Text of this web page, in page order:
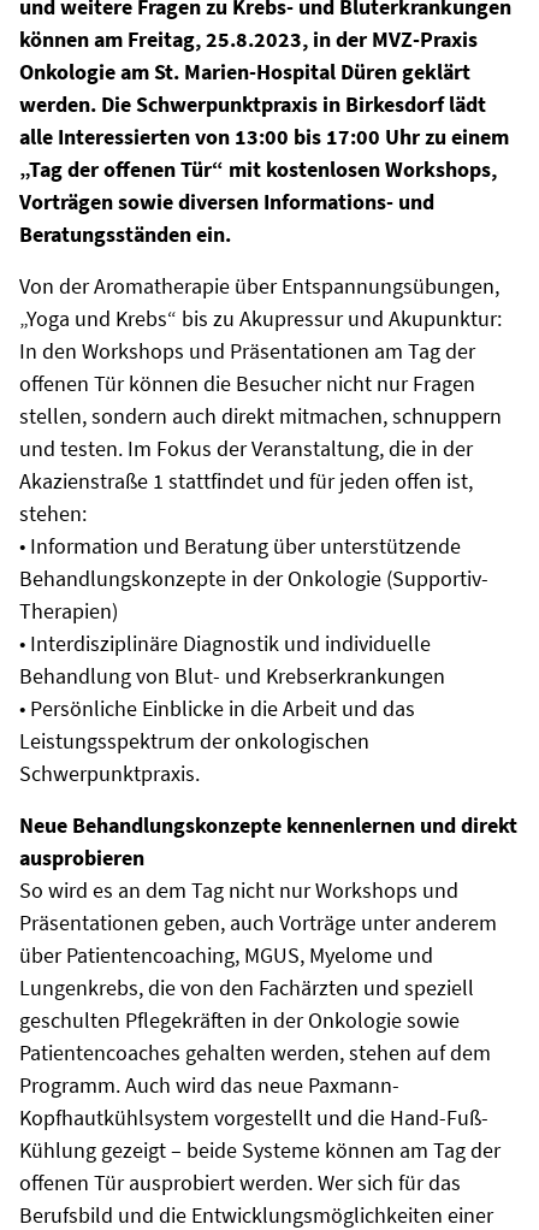
und weitere Fragen zu Krebs- und Bluterkrankungen
können am Freitag, 25.8.2023, in der MVZ-Praxis
Onkologie am St. Marien-Hospital Düren geklärt
werden. Die Schwerpunktpraxis in Birkesdorf lädt
alle Interessierten von 13:00 bis 17:00 Uhr zu einem
„Tag der offenen Tür“ mit kostenlosen Workshops,
Vorträgen sowie diversen Informations- und
Beratungsständen ein.
Von der Aromatherapie über Entspannungsübungen,
„Yoga und Krebs“ bis zu Akupressur und Akupunktur:
In den Workshops und Präsentationen am Tag der
offenen Tür können die Besucher nicht nur Fragen
stellen, sondern auch direkt mitmachen, schnuppern
und testen. Im Fokus der Veranstaltung, die in der
Akazienstraße 1 stattfindet und für jeden offen ist,
stehen:
• Information und Beratung über unterstützende
Behandlungskonzepte in der Onkologie (Supportiv-
Therapien)
• Interdisziplinäre Diagnostik und individuelle
Behandlung von Blut- und Krebserkrankungen
• Persönliche Einblicke in die Arbeit und das
Leistungsspektrum der onkologischen
Schwerpunktpraxis.
Neue Behandlungskonzepte kennenlernen und direkt
ausprobieren
So wird es an dem Tag nicht nur Workshops und
Präsentationen geben, auch Vorträge unter anderem
über Patientencoaching, MGUS, Myelome und
Lungenkrebs, die von den Fachärzten und speziell
geschulten Pflegekräften in der Onkologie sowie
Patientencoaches gehalten werden, stehen auf dem
Programm. Auch wird das neue Paxmann-
Kopfhautkühlsystem vorgestellt und die Hand-Fuß-
Kühlung gezeigt – beide Systeme können am Tag der
offenen Tür ausprobiert werden. Wer sich für das
Berufsbild und die Entwicklungsmöglichkeiten einer